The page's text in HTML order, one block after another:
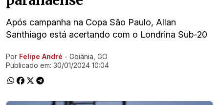
Após campanha na Copa São Paulo, Allan
Santhiago está acertando com o Londrina Sub-20
Ir direto pra matéria
Por Felipe André - Goiânia, GO
Publicado em: 30/01/2024 10:04